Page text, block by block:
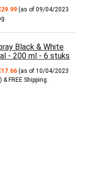
29.99 (as of 09/04/2023
.
Black & White
- 200 ml - 6 stuks
17.66 (as of 10/04/2023
) & FREE Shipping.